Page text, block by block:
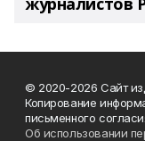
© 2020-2026 Сайт
Копирование
письменного
Об использовании